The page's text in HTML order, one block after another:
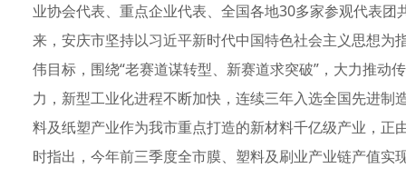
业协会代表、重点企业代表、全国各地30多家参观代表
来，安庆市坚持以习近平新时代中国特色社会主义思想为
伟目标，围绕“老赛道谋转型、新赛道求突破”，大力推动
力，新型工业化进程不断加快，连续三年入选全国先进制
料及纸塑产业作为我市重点打造的新材料千亿级产业，正
时指出，今年前三季度全市膜、塑料及刷业产业链产值